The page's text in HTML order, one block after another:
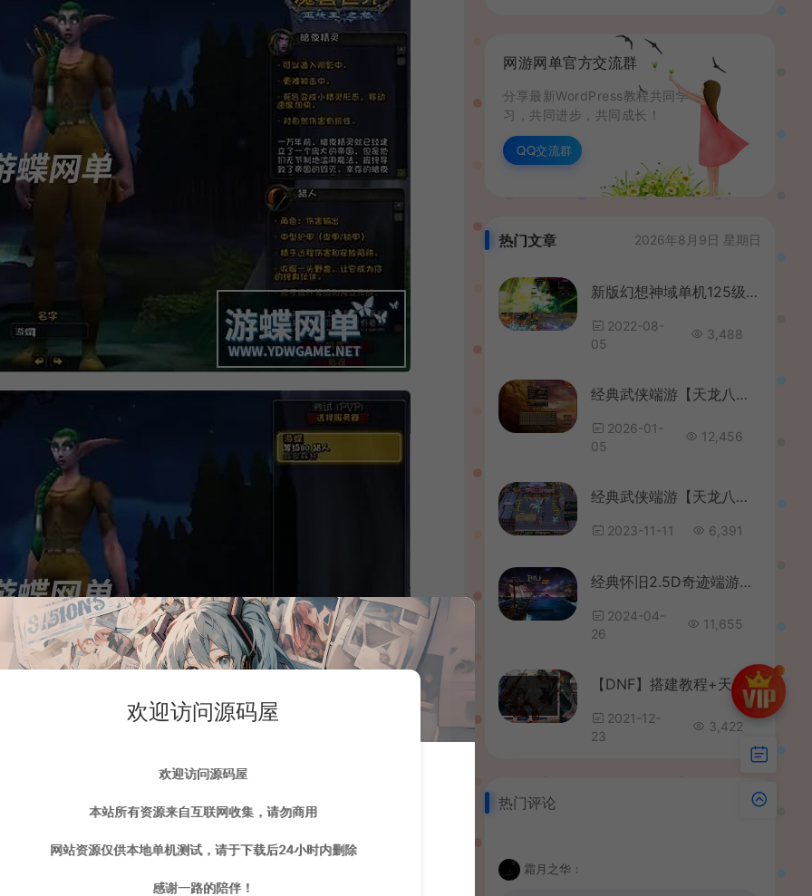
网游网单官方交流群
分享最新WordPress教程共同学
习，共同进步，共同成长！
QQ交流群
热门文章 2026年8月9日 星期日
新版幻想神域单机125级14职业新地图时装坐骑源神送GM网游单机PC
2022-08-
05
3,488
经典武侠端游【天龙八部之怀旧天龙源端64位】最新整理Linux+WIN手工服务端+PC客户端+GM工具+网页注册+网页充值+详细搭建教程+视频教程
2026-01-
05
12,456
经典武侠端游【天龙八部之怀旧仙侣灵武】最新整理Linux手工服务端+PC客户端+GM工具+详细搭建教程
2023-11-11 6,391
经典怀旧2.5D奇迹端游【怀旧奇迹S18-2】最新整理Win一键即玩服务端+PC客户端+网页注册+详细搭建教程
2024-04-
26
11,655
【DNF】搭建教程+天子登录器使用教程
2021-12-
23
3,422
热门评论
霜月之华：
欢迎访问源码屋
欢迎访问源码屋
本站所有资源来自互联网收集，请勿商用
网站资源仅供本地单机测试，请于下载后24小时内删除
感谢一路的陪伴！